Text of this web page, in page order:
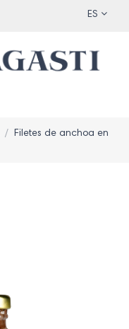
ES
Filetes de anchoa en